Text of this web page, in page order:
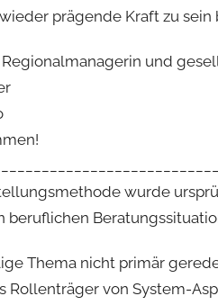
prägende Kraft zu
und
wurde
beruflichen
Thema nicht primär
Rollenträger von System-